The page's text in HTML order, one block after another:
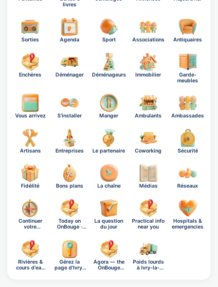
livres
Sorties Agenda Sport Associations Antiquaires
Enchères Déménager Déménageurs Immobilier
Garde-
meubles
Vous arrivez S'installer Manger Ambulants Ambassades
Artisans Entreprises Le partenaire Coworking Sécurité
Fidélité Bons plans La chaîne Médias Réseaux
Continuer
votre
Today on
OnBouge ·
La question
du jour
Practical info
near you
Hospitals &
emergencies
Rivières &
cours d'eau
Gérez la
page d'Ivry-
Ágora — the
OnBouge
Poids lourds
à Ivry-la-